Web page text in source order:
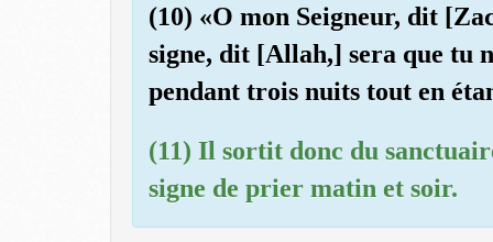
(10) «O mon Seigneur, dit
signe, dit [Allah,] sera que tu
pendant trois nuits tout en
(11) Il sortit donc du
signe de prier matin et soir.